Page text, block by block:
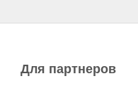
Для партнеров